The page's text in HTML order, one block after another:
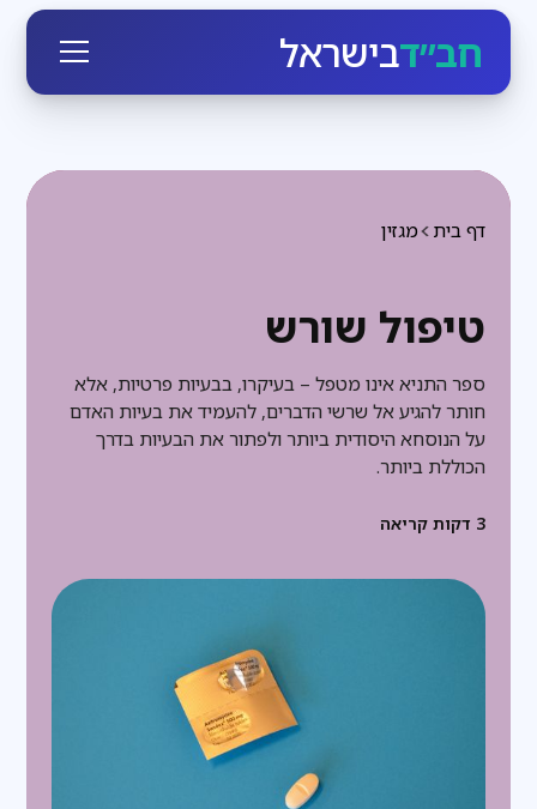
חב״דבישראל
מגזין דף בית
טיפול שורש
ספר התניא אינו מטפל – בעיקרו, בבעיות פרטיות, אלא
חותר להגיע אל שרשי הדברים, להעמיד את בעיות האדם
על הנוסחא היסודית ביותר ולפתור את הבעיות בדרך
הכוללת ביותר.
3 דקות קריאה